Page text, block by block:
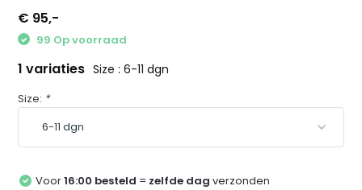
€ 95,-
99 Op voorraad
1 variaties Size : 6-11 dgn
Size: *
Voor16:00 besteld = zelfde dag verzonden